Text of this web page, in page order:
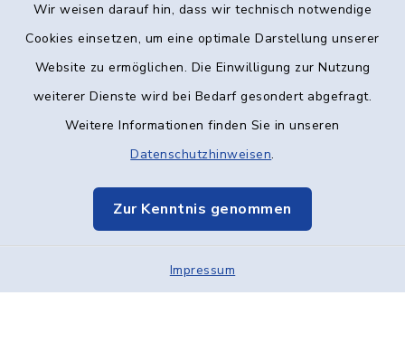
Wir weisen darauf hin, dass wir technisch notwendige
Cookies einsetzen, um eine optimale Darstellung unserer
Website zu ermöglichen. Die Einwilligung zur Nutzung
weiterer Dienste wird bei Bedarf gesondert abgefragt.
Weitere Informationen finden Sie in unseren
Datenschutzhinweisen.
Zur Kenntnis genommen
Impressum
Kontakt
Datenschutz
Elektronische Kommunikation
Sitemap